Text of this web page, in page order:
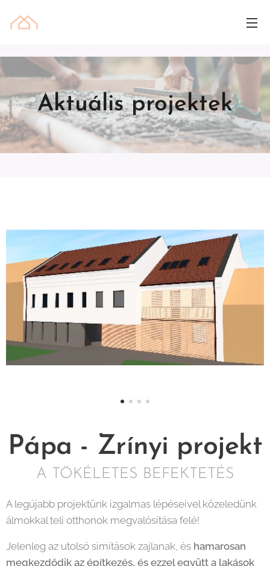
Aktuális projektek
Pápa - Zrínyi projekt
A TÖKÉLETES BEFEKTETÉS
A legújabb projektünk izgalmas lépéseivel közeledünk
álmokkal teli otthonok megvalósítása felé!
Jelenleg az utolsó simítások zajlanak, és hamarosan
megkezdődik az építkezés, és ezzel együtt a lakások